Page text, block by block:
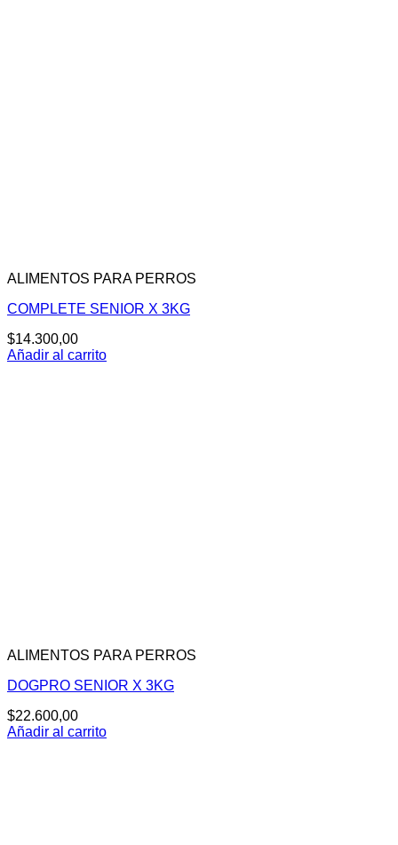
ALIMENTOS PARA PERROS
COMPLETE SENIOR X 3KG
$14.300,00
Añadir al carrito
ALIMENTOS PARA PERROS
DOGPRO SENIOR X 3KG
$22.600,00
Añadir al carrito